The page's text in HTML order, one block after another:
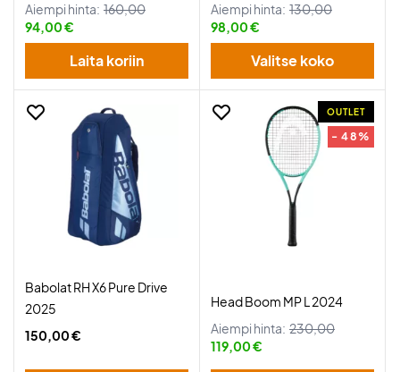
Aiempi hinta: 160,00
94,00 €
Laita koriin
Aiempi hinta: 130,00
98,00 €
Valitse koko
Babolat RH X6 Pure Drive
2025
150,00 €
OUTLET
- 48%
Head Boom MP L 2024
Aiempi hinta: 230,00
119,00 €